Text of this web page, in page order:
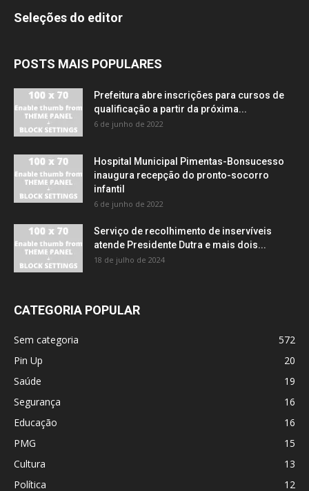
Seleções do editor
POSTS MAIS POPULARES
Prefeitura abre inscrições para cursos de
qualificação a partir da próxima...
6 de junho de 2022
Hospital Municipal Pimentas-Bonsucesso
inaugura recepção do pronto-socorro
infantil
6 de junho de 2022
Serviço de recolhimento de inservíveis
atende Presidente Dutra e mais dois...
18 de julho de 2024
CATEGORIA POPULAR
Sem categoria
572
Pin Up
20
Saúde
19
Segurança
16
Educação
16
PMG
15
Cultura
13
Política
12